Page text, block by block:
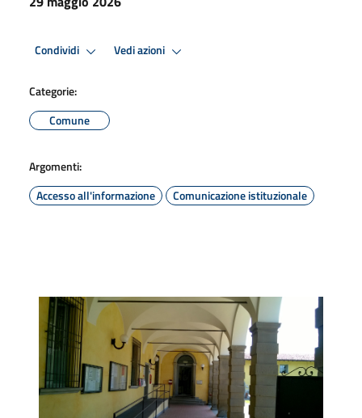
Condividi Vedi azioni
Categorie:
Comune
Argomenti:
Accesso all'informazione
Comunicazione istituzionale